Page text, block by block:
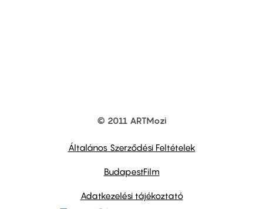
© 2011 ARTMozi
Általános Szerződési Feltételek
BudapestFilm
Adatkezelési tájékoztató